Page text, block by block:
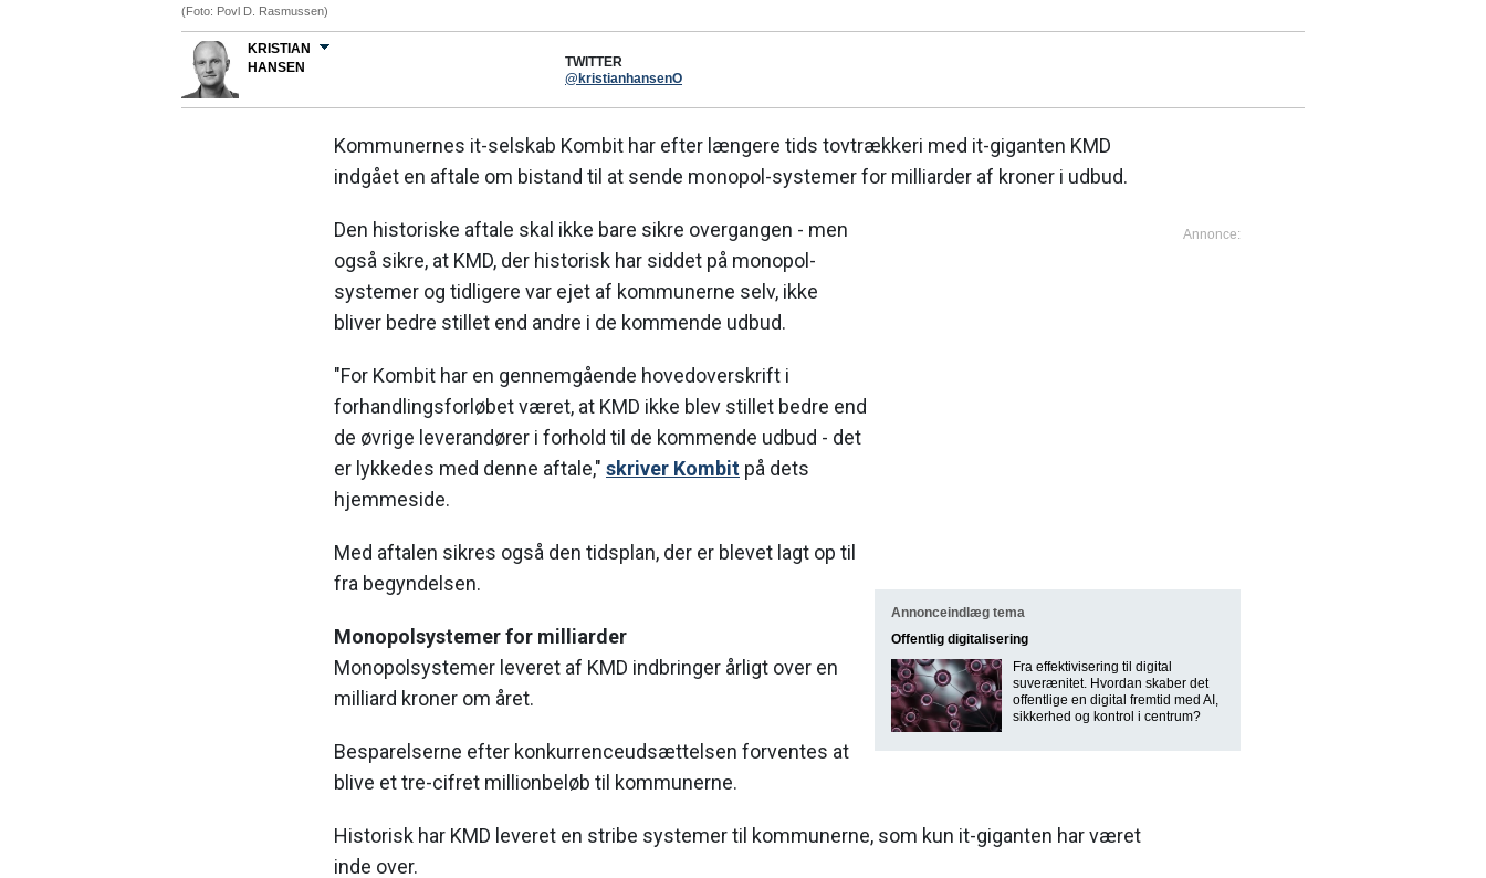
(Foto: Povl D. Rasmussen)
KRISTIAN
HANSEN
TWITTER
@kristianhansenO
Annonceindlæg tema
Offentlig digitalisering
Fra effektivisering til digital
suverænitet. Hvordan skaber det
offentlige en digital fremtid med AI,
sikkerhed og kontrol i centrum?
Kommunernes it-selskab Kombit har efter længere tids tovtrækkeri med it-giganten KMD
indgået en aftale om bistand til at sende monopol-systemer for milliarder af kroner i udbud.
Den historiske aftale skal ikke bare sikre overgangen - men
også sikre, at KMD, der historisk har siddet på monopol-
systemer og tidligere var ejet af kommunerne selv, ikke
bliver bedre stillet end andre i de kommende udbud.
"For Kombit har en gennemgående hovedoverskrift i
forhandlingsforløbet været, at KMD ikke blev stillet bedre end
de øvrige leverandører i forhold til de kommende udbud - det
er lykkedes med denne aftale," skriver Kombit på dets
hjemmeside.
Med aftalen sikres også den tidsplan, der er blevet lagt op til
fra begyndelsen.
Monopolsystemer for milliarder
Monopolsystemer leveret af KMD indbringer årligt over en
milliard kroner om året.
Besparelserne efter konkurrenceudsættelsen forventes at
blive et tre-cifret millionbeløb til kommunerne.
Historisk har KMD leveret en stribe systemer til kommunerne, som kun it-giganten har været
inde over.